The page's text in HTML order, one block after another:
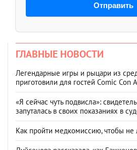
Отправить
ГЛАВНЫЕ НОВОСТИ
Легендарные игры и рыцари из
приготовили для гостей Comic Con
«Я сейчас чуть подвисла»:
запуталась в своих показаниях в
Как пройти медкомиссию, чтобы не